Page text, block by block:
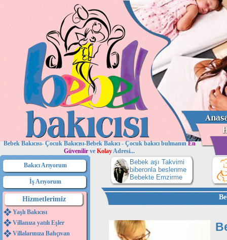
Bebek Bakıcısı- Çocuk Bakıcısı-Bebek Bakıcı - Çocuk bakıcı bulmanınEn
Güvenilir ve KolayAdresi...
Bakıcı Arıyorum
İş Arıyorum
Hizmetlerimiz
Yaşlı Bakıcısı
Villanıza yatılı Eşler
Villalarınıza Bahçıvan
Bebek aşı Takvimi
biberonla beslenme
Bebekte Emzirme